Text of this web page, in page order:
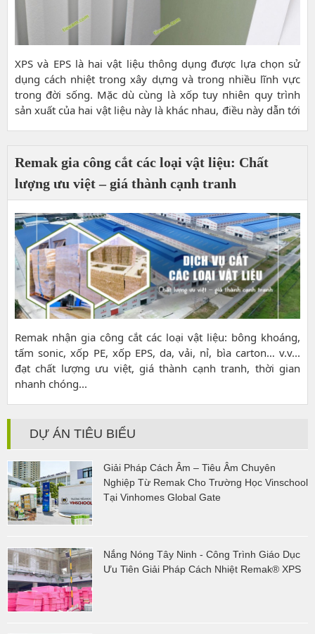
XPS và EPS là hai vật liệu thông dụng được lựa chọn sử
dụng cách nhiệt trong xây dựng và trong nhiều lĩnh vực
trong đời sống. Mặc dù cùng là xốp tuy nhiên quy trình
sản xuất của hai vật liệu này là khác nhau, điều này dẫn tới
Remak gia công cắt các loại vật liệu: Chất
lượng ưu việt – giá thành cạnh tranh
Remak nhận gia công cắt các loại vật liệu: bông khoáng,
tấm sonic, xốp PE, xốp EPS, da, vải, nỉ, bìa carton… v.v...
đạt chất lượng ưu việt, giá thành cạnh tranh, thời gian
nhanh chóng...
DỰ ÁN TIÊU BIỂU
Giải Pháp Cách Âm – Tiêu Âm Chuyên
Nghiệp Từ Remak Cho Trường Học Vinschool
Tại Vinhomes Global Gate
Nắng Nóng Tây Ninh - Công Trình Giáo Dục
Ưu Tiên Giải Pháp Cách Nhiệt Remak® XPS